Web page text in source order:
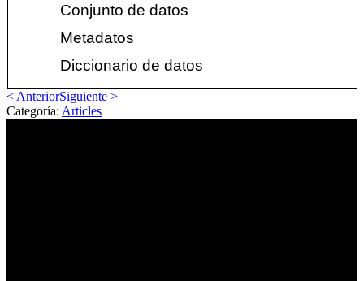
Conjunto de datos
Metadatos
Diccionario de datos
< AnteriorSiguiente >
Categoría: Articles